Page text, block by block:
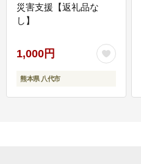
災害支援【返礼品な
し】
1,000円
熊本県 八代市